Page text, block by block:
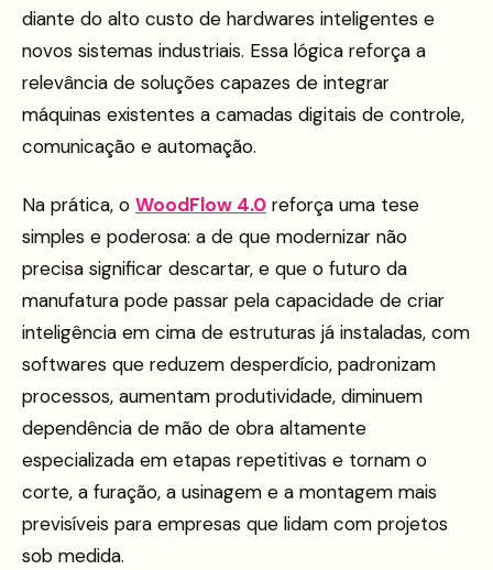
diante do alto custo de hardwares inteligentes e
novos sistemas industriais. Essa lógica reforça a
relevância de soluções capazes de integrar
máquinas existentes a camadas digitais de controle,
comunicação e automação.
Na prática, o WoodFlow 4.0 reforça uma tese
simples e poderosa: a de que modernizar não
precisa significar descartar, e que o futuro da
manufatura pode passar pela capacidade de criar
inteligência em cima de estruturas já instaladas, com
softwares que reduzem desperdício, padronizam
processos, aumentam produtividade, diminuem
dependência de mão de obra altamente
especializada em etapas repetitivas e tornam o
corte, a furação, a usinagem e a montagem mais
previsíveis para empresas que lidam com projetos
sob medida.